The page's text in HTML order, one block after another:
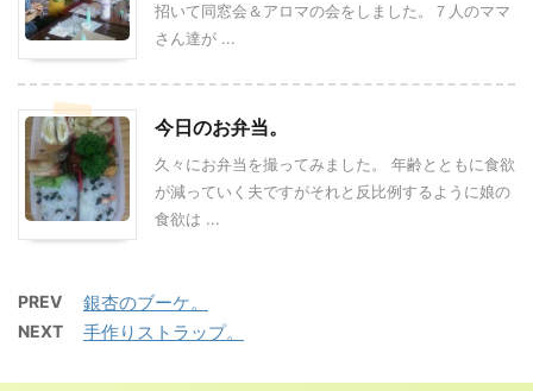
招いて同窓会＆アロマの会をしました。７人のママ
さん達が ...
今日のお弁当。
久々にお弁当を撮ってみました。 年齢とともに食欲
が減っていく夫ですがそれと反比例するように娘の
食欲は ...
PREV 銀杏のブーケ。
NEXT 手作りストラップ。